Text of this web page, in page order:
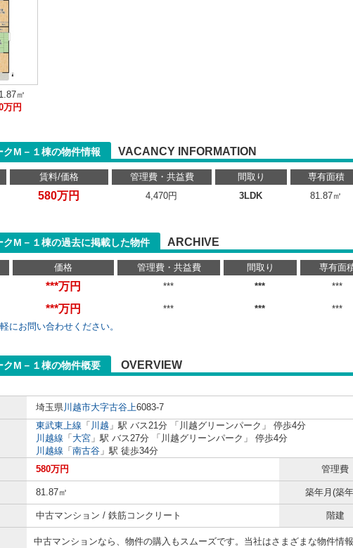
㎡
万円
クM－１棟の物件情報 VACANCY INFORMATION
賃料/価格 管理費・共益費 間取り 専有面積
580万円 4,470円 3LDK 81.87㎡
クM－１棟の過去に掲載した物件 ARCHIVE
価格 管理費・共益費 間取り 専有面
***万円 *** *** ***
***万円 *** *** ***
にお問い合わせください。
クM－１棟の物件概要 OVERVIEW
埼玉県川越市大字古谷上6083‐7
東武東上線 「 川越 」駅 バス21分 「川越グリーンパーク」 停歩4分
川越線 「 大宮 」駅 バス27分 「川越グリーンパーク」 停歩4分
川越線 「 南古谷 」駅 徒歩34分
580万円 管理費
81.87㎡ 築年月(築
中古マンション / 鉄筋コンクリート 階建
中古マンションなら、物件の購入もスムーズです。当社はさまざまな物件情